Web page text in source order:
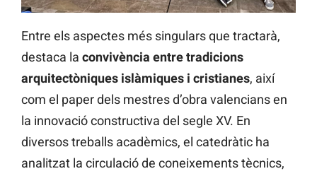
Entre els aspectes més singulars que tractarà,
destaca la convivència entre tradicions
arquitectòniques islàmiques i cristianes, així
com el paper dels mestres d’obra valencians en
la innovació constructiva del segle XV. En
diversos treballs acadèmics, el catedràtic ha
analitzat la circulació de coneixements tècnics,